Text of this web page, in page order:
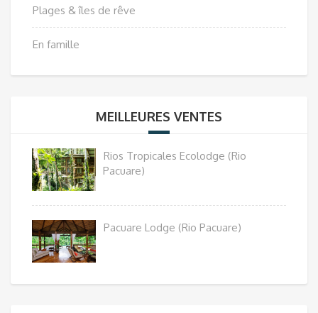
Plages & îles de rêve
En famille
MEILLEURES VENTES
Rios Tropicales Ecolodge (Rio
Pacuare)
Pacuare Lodge (Rio Pacuare)